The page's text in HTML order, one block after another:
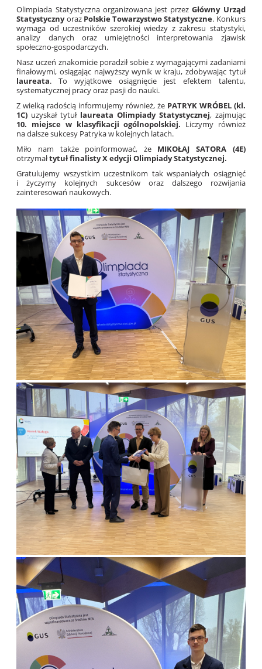
Olimpiada Statystyczna organizowana jest przezGłówny Urząd
Statystyczny oraz Polskie Towarzystwo Statystyczne. Konkurs
wymaga od uczestników szerokiej wiedzy z zakresu statystyki,
analizy danych oraz umiejętności interpretowania zjawisk
społeczno-gospodarczych.
Nasz uczeń znakomicie poradził sobie z wymagającymi zadaniami
finałowymi, osiągając najwyższy wynik w kraju, zdobywając tytuł
laureata. To wyjątkowe osiągnięcie jest efektem talentu,
systematycznej pracy oraz pasji do nauki.
Z wielką radością informujemy również, że PATRYK WRÓBEL (kl.
1C) uzyskał tytuł laureata Olimpiady Statystycznej, zajmując
10. miejsce w klasyfikacji ogólnopolskiej. Liczymy również
na dalsze sukcesy Patryka w kolejnych latach.
Miło nam także poinformować, że MIKOŁAJ SATORA
(4E)
otrzymałtytuł finalistyX edycji Olimpiady Statystycznej.
Gratulujemy wszystkim uczestnikom tak wspaniałych osiągnięć
i życzymy kolejnych sukcesów oraz dalszego rozwijania
zainteresowań naukowych.